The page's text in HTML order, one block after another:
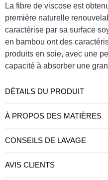
La fibre de viscose est
première naturelle
caractérise par sa surface
en bambou ont des
produits en soie, avec une
capacité à absorber une
DÉTAILS DU PRODUIT
À PROPOS DES MATIÈRES
CONSEILS DE LAVAGE
AVIS CLIENTS